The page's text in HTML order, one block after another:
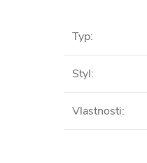
Typ:
Styl:
Vlastnosti: